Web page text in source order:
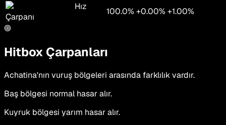
Hız
Çarpanı
100.0% +0.00% +1.00%
Hitbox Çarpanları
Achatina'nın vuruş bölgeleri arasında farklılık vardır.
Baş bölgesi normal hasar alır.
Kuyruk bölgesi yarım hasar alır.